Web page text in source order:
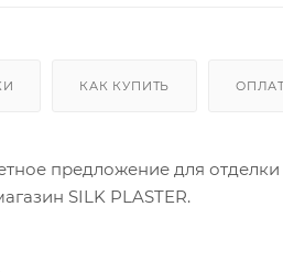
КАК КУПИТЬ
предложение для
SILK PLASTER.